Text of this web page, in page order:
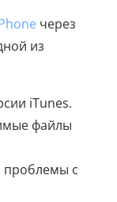
через
из
iTunes.
файлы
проблемы с